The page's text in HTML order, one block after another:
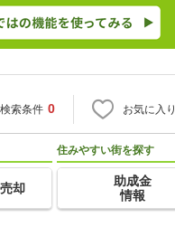
索条件 0 お気に入り
売却
住みやすい街を探す
助成金
情報